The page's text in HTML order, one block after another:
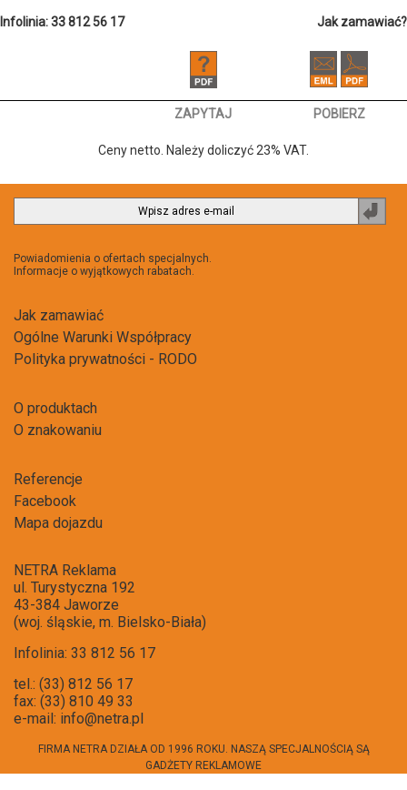
Infolinia: 33 812 56 17 Jak zamawiać?
ZAPYTAJ POBIERZ
Ceny netto. Należy doliczyć 23% VAT.
Powiadomienia o ofertach specjalnych.
Informacje o wyjątkowych rabatach.
Jak zamawiać
Ogólne Warunki Współpracy
Polityka prywatności - RODO
O produktach
O znakowaniu
Referencje
Facebook
Mapa dojazdu
NETRA Reklama
ul. Turystyczna 192
43-384 Jaworze
(woj. śląskie, m. Bielsko-Biała)
Infolinia: 33 812 56 17
tel.: (33) 812 56 17
fax: (33) 810 49 33
e-mail: info@netra.pl
FIRMA NETRA DZIAŁA OD 1996 ROKU. NASZĄ SPECJALNOŚCIĄ SĄ
GADŻETY REKLAMOWE